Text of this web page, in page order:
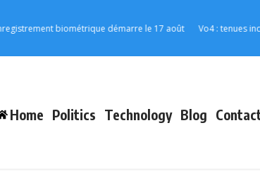
biométrique démarre le 17 août Vo4 : tenues
Home Politics Technology Blog